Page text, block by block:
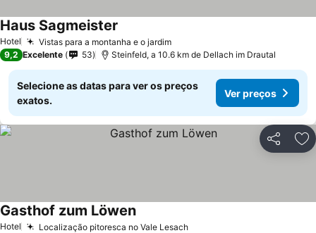
Hotel Vistas para a montanha e o jardim
Haus Sagmeister
9,2 Excelente 53 Steinfeld, a 10.6 km de Dellach im Drautal
Selecione as datas para ver os preços
exatos.
Ver preços
Partilhar
Hotel Localização pitoresca no Vale Lesach
Gasthof zum Löwen